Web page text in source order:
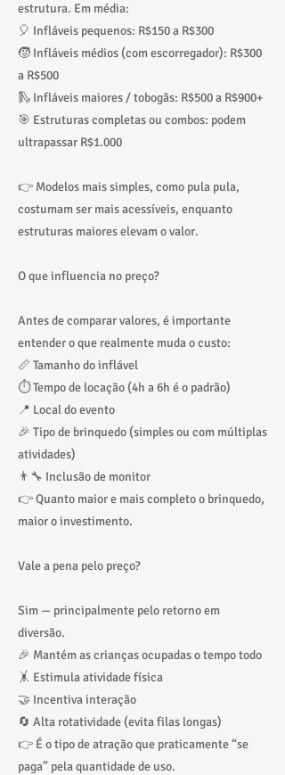
estrutura. Em média:
🎈 Infláveis pequenos: R$150 a R$300
🧒 Infláveis médios (com escorregador): R$300
a R$500
🛝 Infláveis maiores / tobogãs: R$500 a R$900+
🎯 Estruturas completas ou combos: podem
ultrapassar R$1.000
👉 Modelos mais simples, como pula pula,
costumam ser mais acessíveis, enquanto
estruturas maiores elevam o valor.
O que influencia no preço?
Antes de comparar valores, é importante
entender o que realmente muda o custo:
📏 Tamanho do inflável
⏱️ Tempo de locação (4h a 6h é o padrão)
📍 Local do evento
🎉 Tipo de brinquedo (simples ou com múltiplas
atividades)
👨‍🔧 Inclusão de monitor
👉 Quanto maior e mais completo o brinquedo,
maior o investimento.
Vale a pena pelo preço?
Sim — principalmente pelo retorno em
diversão.
🎉 Mantém as crianças ocupadas o tempo todo
🤸 Estimula atividade física
🤝 Incentiva interação
🔄 Alta rotatividade (evita filas longas)
👉 É o tipo de atração que praticamente “se
paga” pela quantidade de uso.